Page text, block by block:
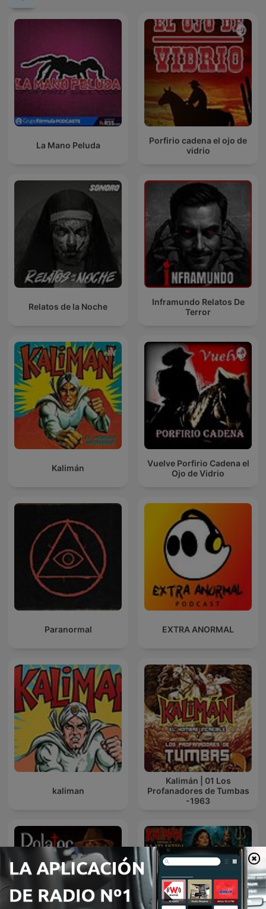
La Mano Peluda
Porfirio cadena el ojo de
vidrio
Relatos de la Noche
Inframundo Relatos De
Terror
Kalimán
Vuelve Porfirio Cadena el
Ojo de Vidrio
Paranormal EXTRA ANORMAL
kaliman
Kalimán | 01 Los
Profanadores de Tumbas
-1963